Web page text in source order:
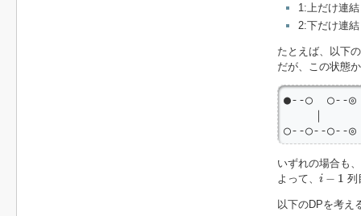
1:上だけ連結
2:下だけ連結
たとえば、以下
だが、この状態
●--○  ○--◎
    ｜
○--○--○--◎
いずれの場合も、
よって、 i − 1
i−1 列
以下のDPを考え